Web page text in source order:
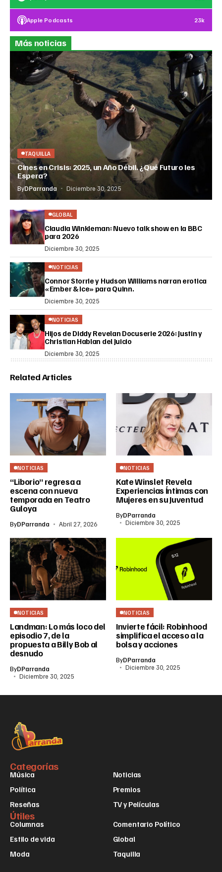
Apple Podcasts 23k
Más noticias
TAQUILLA
Cines en Crisis: 2025, un Año Débil. ¿Qué Futuro les
Espera?
ByDParranda Diciembre 30, 2025
GLOBAL
Claudia Winkleman: Nuevo talk show en la BBC
para 2026
Diciembre 30, 2025
NOTICIAS
Connor Storrie y Hudson Williams narran erotica
«Ember & Ice» para Quinn.
Diciembre 30, 2025
NOTICIAS
Hijos de Diddy Revelan Docuserie 2026: Justin y
Christian Hablan del Juicio
Diciembre 30, 2025
Related Articles
NOTICIAS
“Liborio” regresa a
escena con nueva
temporada en Teatro
Guloya
ByDParranda Abril 27, 2026
NOTICIAS
Kate Winslet Revela
Experiencias Íntimas con
Mujeres en su Juventud
ByDParranda
Diciembre 30, 2025
NOTICIAS
Landman: Lo más loco del
episodio 7, de la
propuesta a Billy Bob al
desnudo
ByDParranda
Diciembre 30, 2025
NOTICIAS
Invierte fácil: Robinhood
simplifica el acceso a la
bolsa y acciones
ByDParranda
Diciembre 30, 2025
Categorías
Música
Noticias
Política
Premios
Reseñas
TV y Películas
Útiles
Columnas
Comentario Político
Estilo de vida
Global
Moda
Taquilla